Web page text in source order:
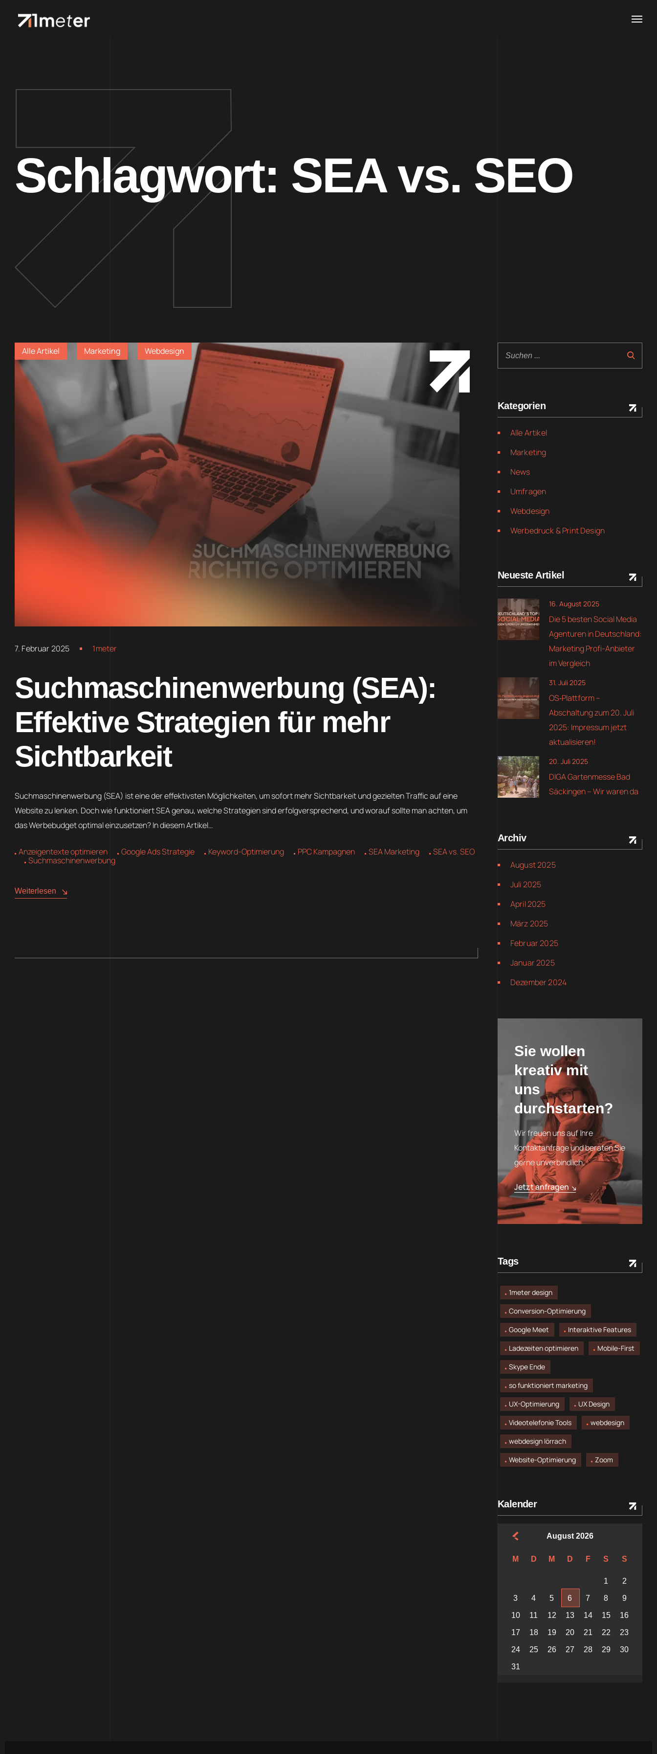
Schlagwort: SEA vs. SEO
Alle Artikel Marketing Webdesign
7. Februar 2025 1meter
Suchmaschinenwerbung (SEA):
Effektive Strategien für mehr
Sichtbarkeit
Suchmaschinenwerbung (SEA) ist eine der effektivsten Möglichkeiten, um sofort mehr Sichtbarkeit und gezielten Traffic auf eine
Website zu lenken. Doch wie funktioniert SEA genau, welche Strategien sind erfolgversprechend, und worauf sollte man achten, um
das Werbebudget optimal einzusetzen? In diesem Artikel…
Anzeigentexte optimieren Google Ads Strategie Keyword-Optimierung PPC Kampagnen SEA Marketing
SEA vs. SEO
Suchmaschinenwerbung
Weiterlesen
Kategorien
Alle Artikel
Marketing
News
Umfragen
Webdesign
Werbedruck & Print Design
Neueste Artikel
Die 5 besten Social Media
Agenturen in Deutschland:
Marketing Profi-Anbieter
im Vergleich
16. August 2025
OS‑Plattform –
Abschaltung zum 20. Juli
2025: Impressum jetzt
aktualisieren!
31. Juli 2025
DIGA Gartenmesse Bad
Säckingen – Wir waren da
20. Juli 2025
Archiv
August 2025
Juli 2025
April 2025
März 2025
Februar 2025
Januar 2025
Dezember 2024
Sie wollen
kreativ mit
uns
durchstarten?
Wir freuen uns auf Ihre
Kontaktanfrage und beraten Sie
gerne unverbindlich.
Jetzt anfragen
Tags
1meter design
Conversion-Optimierung
Google Meet
Interaktive Features
Ladezeiten optimieren
Mobile-First
Skype Ende
so funktioniert marketing
UX-Optimierung
UX Design
Videotelefonie Tools
webdesign
webdesign lörrach
Website-Optimierung
Zoom
Kalender
August 2026
M D M D F S S
1 2
3 4 5 6 7 8 9
10 11 12 13 14 15 16
17 18 19 20 21 22 23
24 25 26 27 28 29 30
31